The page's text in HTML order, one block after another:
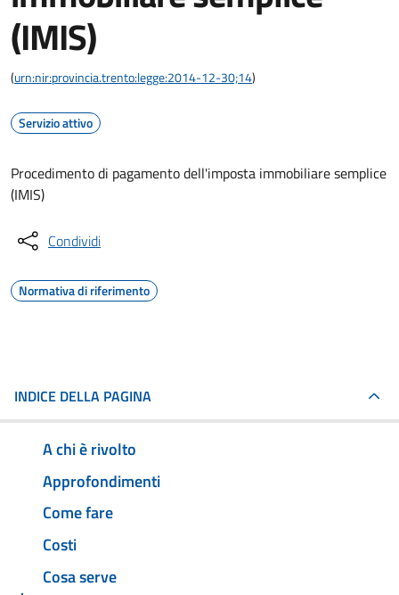
(IMIS)
(urn:nir:provincia.trento:legge:2014-12-30;14)
Servizio attivo
Procedimento di pagamento dell'imposta immobiliare semplice
(IMIS)
Condividi
Normativa di riferimento
INDICE DELLA PAGINA
A chi è rivolto
Approfondimenti
Come fare
Costi
Cosa serve